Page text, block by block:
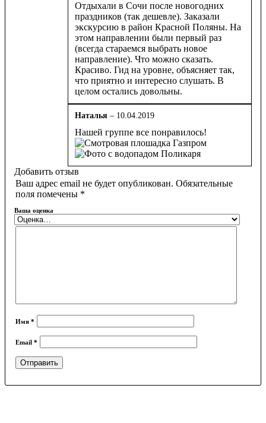
из 5
Отдыхали в Сочи после новогодних
праздников (так дешевле). Заказали
экскурсию в район Красной Поляны. На
этом направлении были первый раз
(всегда стараемся выбрать новое
направление). Что можно сказать.
Красиво. Гид на уровне, объясняет так,
что приятно и интересно слушать. В
целом остались довольны.
из 5
Наталья – 10.04.2019
Нашей группе все понравилось!
Добавить отзыв
Ваш адрес email не будет опубликован. Обязательные
поля помечены *
Ваша оценка
Имя *
Email *